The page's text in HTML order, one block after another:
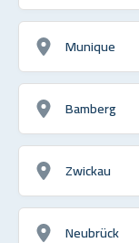
Munique
Bamberg
Zwickau
Neubrück